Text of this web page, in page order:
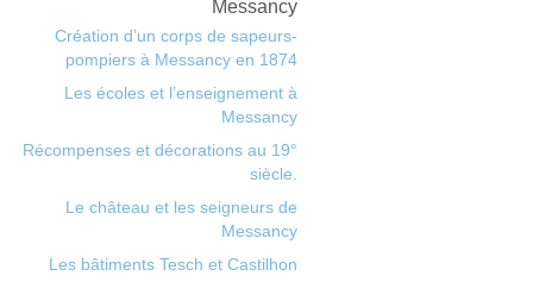
Messancy
Création d’un corps de sapeurs-
pompiers à Messancy en 1874
Les écoles et l’enseignement à
Messancy
Récompenses et décorations au 19°
siècle.
Le château et les seigneurs de
Messancy
Les bâtiments Tesch et Castilhon